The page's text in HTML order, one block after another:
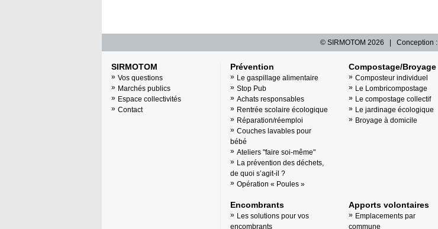
© SIRMOTOM 2026 | Conception :
SIRMOTOM
Vos questions
Marchés publics
Espace collectivités
Contact
Prévention
Le gaspillage alimentaire
Stop Pub
Achats responsables
Rentrée scolaire écologique
Réparation/réemploi
Couches lavables pour
bébé
Ateliers "faire soi-même"
La prévention des déchets,
de quoi s’agit-il ?
Opération « Poules »
Compostage/Broyage
Composteur individuel
Le Lombricompostage
Le compostage collectif
Le jardinage écologique
Broyage à domicile
Encombrants
Les solutions pour vos
encombrants
Apports volontaires
Emplacements par
commune